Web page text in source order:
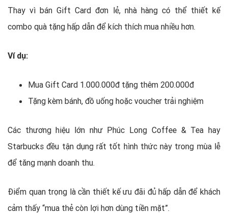
Thay vì bán Gift Card đơn lẻ, nhà hàng có thể thiết kế
combo quà tặng hấp dẫn để kích thích mua nhiều hơn.
Ví dụ:
Mua Gift Card 1.000.000đ tặng thêm 200.000đ
Tặng kèm bánh, đồ uống hoặc voucher trải nghiệm
Các thương hiệu lớn như Phúc Long Coffee & Tea hay
Starbucks đều tận dụng rất tốt hình thức này trong mùa lễ
để tăng mạnh doanh thu.
Điểm quan trọng là cần thiết kế ưu đãi đủ hấp dẫn để khách
cảm thấy “mua thẻ còn lợi hơn dùng tiền mặt”.